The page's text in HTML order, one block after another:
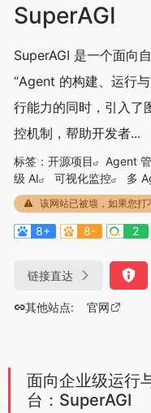
SuperAGI
SuperAGI 是一个面向
“Agent 的构建、运行
行能力的同时，引入了
控机制，帮助开发者...
标签： 开源项目 Agent
级 AI
可视化监控 多
该网站已被墙，如果您打
8+ 8- 2
链接直达
其他站点: 官网
面向企业级运行
台：SuperAGI